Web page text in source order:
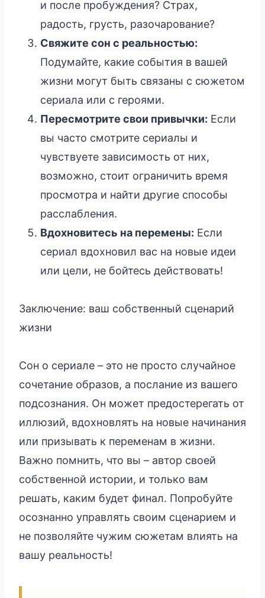
и после пробуждения? Страх,
радость, грусть, разочарование?
Свяжите сон с реальностью:
Подумайте, какие события в вашей
жизни могут быть связаны с сюжетом
сериала или с героями.
Пересмотрите свои привычки: Если
вы часто смотрите сериалы и
чувствуете зависимость от них,
возможно, стоит ограничить время
просмотра и найти другие способы
расслабления.
Вдохновитесь на перемены: Если
сериал вдохновил вас на новые идеи
или цели, не бойтесь действовать!
Заключение: ваш собственный сценарий
жизни
Сон о сериале – это не просто случайное
сочетание образов, а послание из вашего
подсознания. Он может предостерегать от
иллюзий, вдохновлять на новые начинания
или призывать к переменам в жизни.
Важно помнить, что вы – автор своей
собственной истории, и только вам
решать, каким будет финал. Попробуйте
осознанно управлять своим сценарием и
не позволяйте чужим сюжетам влиять на
вашу реальность!